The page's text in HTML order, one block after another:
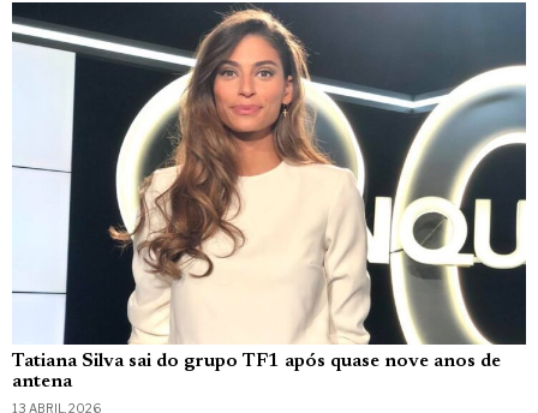
Tatiana Silva sai do grupo TF1 após quase nove anos de
antena
13 ABRIL, 2026